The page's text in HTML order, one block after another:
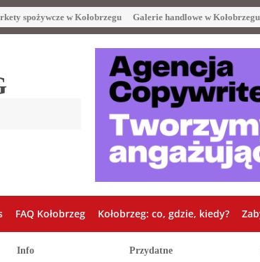
spożywcze w Kołobrzegu Galerie handlowe w Kołobrzegu
FAQ Kołobrzeg Kołobrzeg: co, gdzie, kiedy?
Info Przydatne